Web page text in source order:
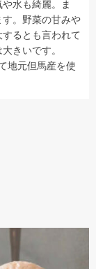
水も綺麗。ま
。野菜の甘みや
るとも言われて
きいです。
地元但馬産を使